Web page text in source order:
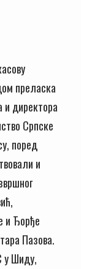
преласка
директора
Српске
поред
и
и Ђорђе
Пазова.
у Шиду,